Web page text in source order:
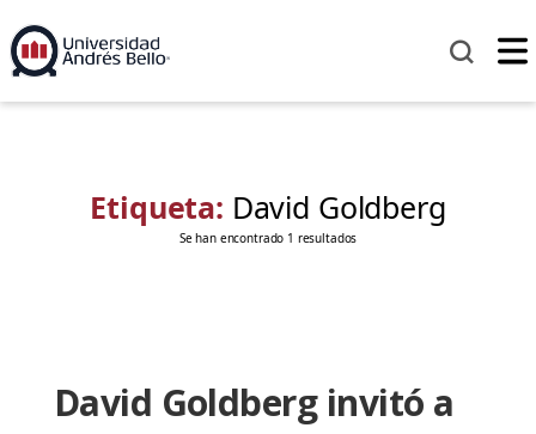
Etiqueta: David Goldberg
Se han encontrado 1 resultados
David Goldberg invitó a